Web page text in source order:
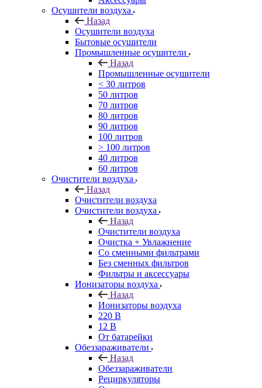
Осушители воздуха
Назад
Осушители воздуха
Бытовые осушители
Промышленные осушители
Назад
Промышленные осушители
< 30 литров
50 литров
70 литров
80 литров
90 литров
100 литров
> 100 литров
40 литров
60 литров
Очистители воздуха
Назад
Очистители воздуха
Очистители воздуха
Назад
Очистители воздуха
Очистка + Увлажнение
Cо сменными фильтрами
Без сменных фильтров
Фильтры и аксессуары
Ионизаторы воздуха
Назад
Ионизаторы воздуха
220 В
12 В
От батарейки
Обеззараживатели
Назад
Обеззараживатели
Рециркуляторы